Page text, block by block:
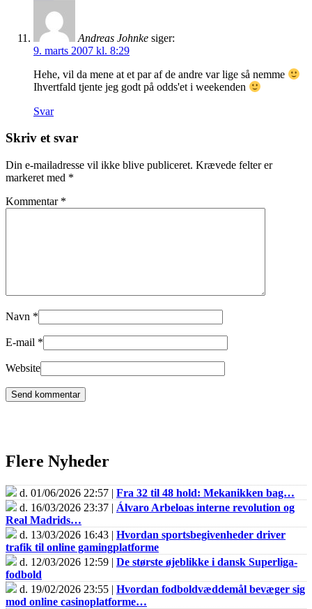
Andreas Johnke siger:
9. marts 2007 kl. 8:29
Hehe, vil da mene at et par af de andre var lige så nemme
Ihvertfald tjente jeg godt på odds'et i weekenden
Svar
Skriv et svar
Din e-mailadresse vil ikke blive publiceret. Krævede felter er
markeret med *
Kommentar *
Navn *
E-mail *
Website
Flere Nyheder
d. 01/06/2026 22:57 | Fra 32 til 48 hold: Mekanikken bag…
d. 16/03/2026 23:37 | Álvaro Arbeloas interne revolution og
Real Madrids…
d. 13/03/2026 16:43 | Hvordan sportsbegivenheder driver
trafik til online gamingplatforme
d. 12/03/2026 12:59 | De største øjeblikke i dansk Superliga-
fodbold
d. 19/02/2026 23:55 | Hvordan fodboldvæddemål bevæger sig
mod online casinoplatforme…